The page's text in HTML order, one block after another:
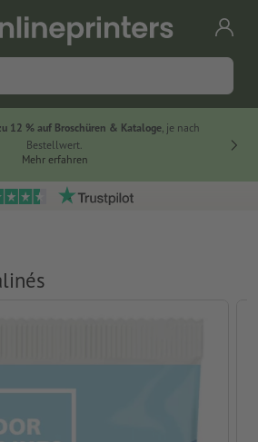
12 % auf Broschüren & Kataloge, je nach
Bestellwert.
Mehr erfahren